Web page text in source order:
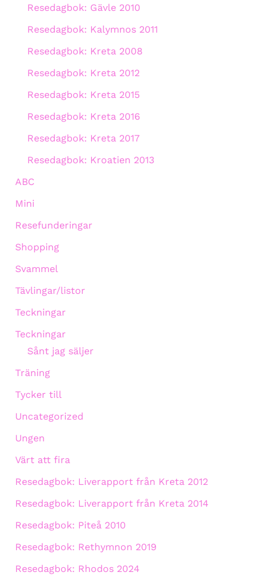
Resedagbok: Gävle 2010
Resedagbok: Kalymnos 2011
Resedagbok: Kreta 2008
Resedagbok: Kreta 2012
Resedagbok: Kreta 2015
Resedagbok: Kreta 2016
Resedagbok: Kreta 2017
Resedagbok: Kroatien 2013
ABC
Mini
Resefunderingar
Shopping
Svammel
Tävlingar/listor
Teckningar
Teckningar
Sånt jag säljer
Träning
Tycker till
Uncategorized
Ungen
Värt att fira
Resedagbok: Liverapport från Kreta 2012
Resedagbok: Liverapport från Kreta 2014
Resedagbok: Piteå 2010
Resedagbok: Rethymnon 2019
Resedagbok: Rhodos 2024